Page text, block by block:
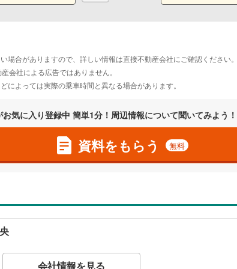
場合がありますので、詳しい情報は直接不動産会社にご確認ください
会社による広告ではありません。
よっては実際の乗車時間と異なる場合があります。
お気に入り登録中 簡単1分！周辺情報について聞いてみよう！
資料をもらう 無料
会社情報を見る